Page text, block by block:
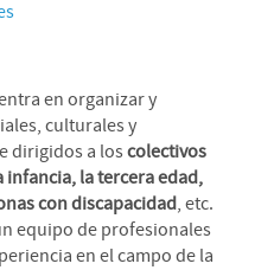
en organizar y
culturales y
dirigidos a loscolectivos
infancia, la tercera edad,
con discapacidad, etc.
equipo de profesionales
en el campo de la